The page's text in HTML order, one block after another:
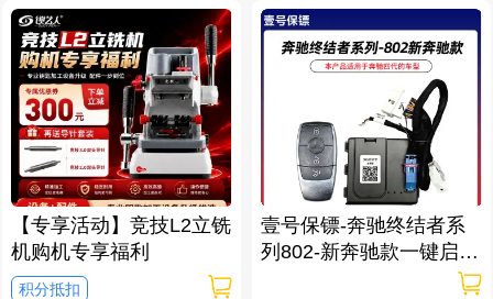
【专享活动】竞技L2立铣
机购机专享福利
积分抵扣
壹号保镖-奔驰终结者系
列802-新奔驰款一键启动